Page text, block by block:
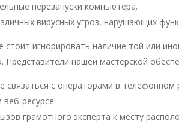
перезапуски компьютера.
вирусных угроз, нарушающих
стоит игнорировать наличие той или
Представители нашей мастерской
связаться с операторами в
ресурсе.
грамотного эксперта к месту